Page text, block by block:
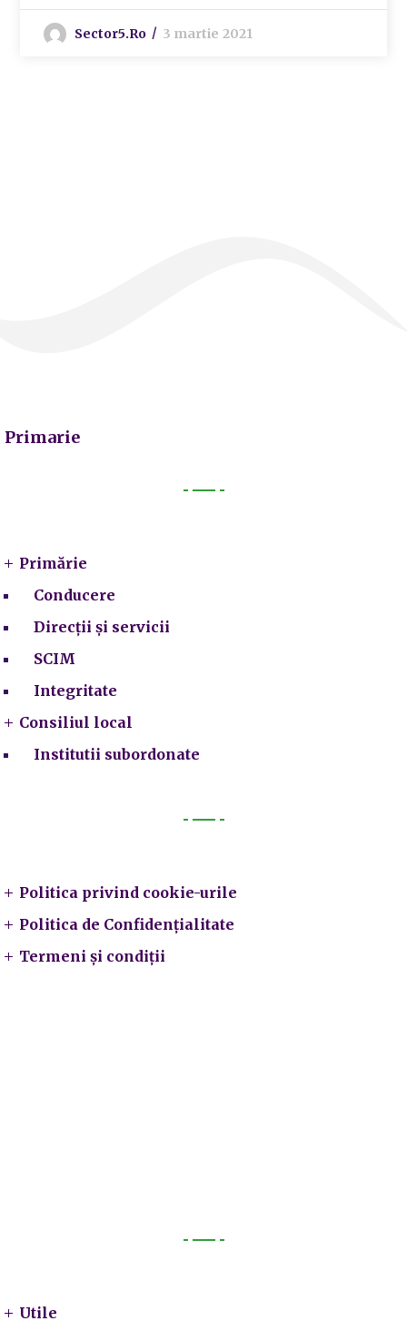
Sector5.ro 3 martie 2021
Primarie
Primărie
Conducere
Direcții și servicii
SCIM
Integritate
Consiliul local
Institutii subordonate
Politica privind cookie-urile
Politica de Confidențialitate
Termeni și condiții
Utile